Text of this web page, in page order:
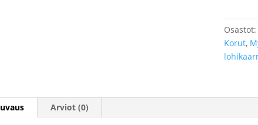
Osastot:
Korut,
Arviot (0)